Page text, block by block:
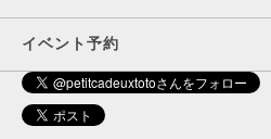
イベント予約